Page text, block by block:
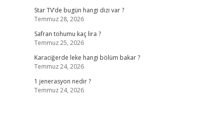
Star TV’de bugün hangi dizi var ?
Temmuz 28, 2026
Safran tohumu kaç lira ?
Temmuz 25, 2026
Karaciğerde leke hangi bölüm bakar ?
Temmuz 24, 2026
1 jenerasyon nedir ?
Temmuz 24, 2026